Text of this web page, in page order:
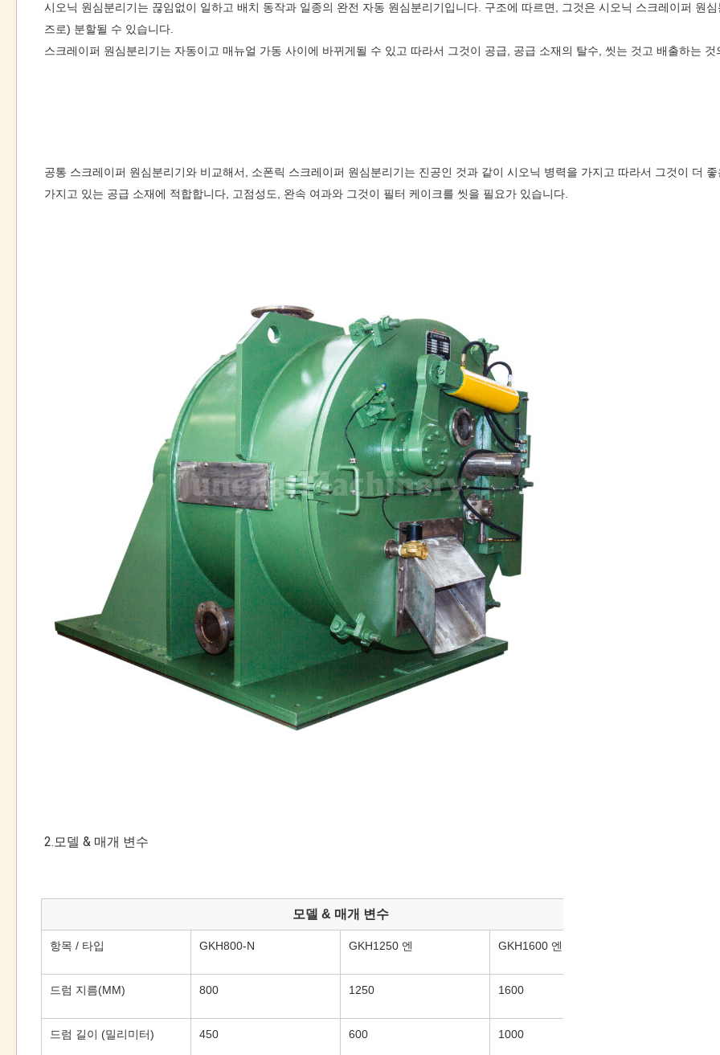
시오닉 원심분리기는 끊임없이 일하고 배치 동작과 일종의 완전 자동 원심분리기입니다. 구조에 따르면, 그것은 시오닉 스크레이퍼 원
즈로) 분할될 수 있습니다.
스크레이퍼 원심분리기는 자동이고 매뉴얼 가동 사이에 바뀌게될 수 있고 따라서 그것이 공급, 공급 소재의 탈수, 씻는 것고 배출하는
공통 스크레이퍼 원심분리기와 비교해서, 소폰릭 스크레이퍼 원심분리기는 진공인 것과 같이 시오닉 병력을 가지고 따라서 그것이 더
가지고 있는 공급 소재에 적합합니다, 고점성도, 완속 여과와 그것이 필터 케이크를 씻을 필요가 있습니다.
2.모델 & 매개 변수
모델 & 매개 변수
항목 / 타입 GKH800-N GKH1250 엔 GKH1600 엔
드럼 지름(MM) 800 1250 1600
드럼 길이 (밀리미터) 450 600 1000